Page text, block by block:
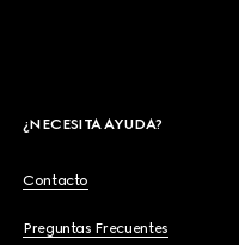
¿NECESITA AYUDA?
Contacto
Preguntas Frecuentes